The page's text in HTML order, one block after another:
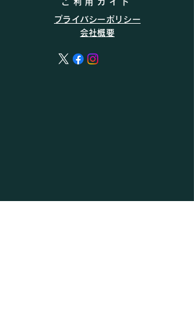
ご利用ガイド
プライバシーポリシー
会社概要